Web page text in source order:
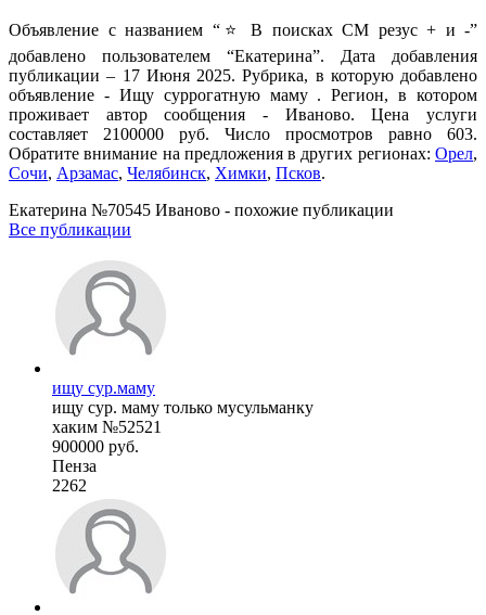
Объявление с названием “⭐ В поисках СМ резус + и -”
добавлено пользователем “Екатерина”. Дата добавления
публикации – 17 Июня 2025. Рубрика, в которую добавлено
объявление - Ищу суррогатную маму . Регион, в котором
проживает автор сообщения - Иваново. Цена услуги
составляет 2100000 руб. Число просмотров равно 603.
Обратите внимание на предложения в других регионах: Орел,
Сочи, Арзамас, Челябинск, Химки, Псков.
Екатерина №70545 Иваново - похожие публикации
Все публикации
ищу сур.маму
ищу сур. маму только мусульманку
хаким №52521
900000 руб.
Пенза
2262